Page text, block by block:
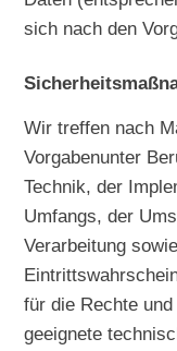
sich nach den
Wir treffen nach
Vorgabenunter
Technik, der
Umfangs, der
Verarbeitung
für die Rechte
geeignete